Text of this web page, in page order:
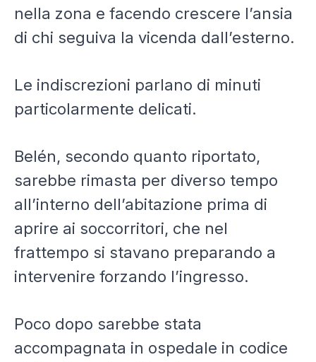
nella zona e facendo crescere l’ansia
di chi seguiva la vicenda dall’esterno.
Le indiscrezioni parlano di minuti
particolarmente delicati.
Belén, secondo quanto riportato,
sarebbe rimasta per diverso tempo
all’interno dell’abitazione prima di
aprire ai soccorritori, che nel
frattempo si stavano preparando a
intervenire forzando l’ingresso.
Poco dopo sarebbe stata
accompagnata in ospedale in codice